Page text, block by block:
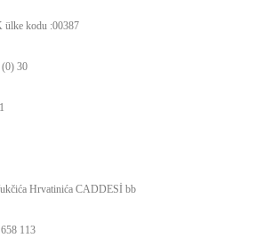
kodu :00387
30
Hrvatinića CADDESİ bb
113